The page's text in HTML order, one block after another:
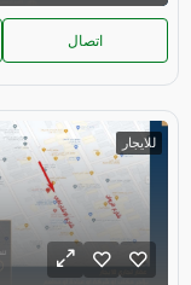
اتصال
للايجار